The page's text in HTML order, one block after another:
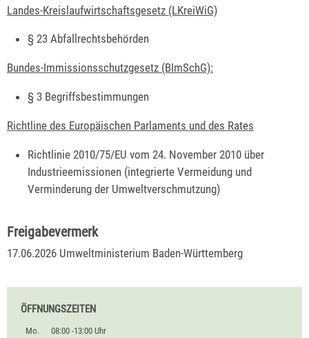
Landes-Kreislaufwirtschaftsgesetz (LKreiWiG)
§ 23Abfallrechtsbehörden
Bundes-Immissionsschutzgesetz (BImSchG):
§ 3 Begriffsbestimmungen
Richtline des Europäischen Parlaments und des Rates
Richtlinie 2010/75/EU vom 24. November 2010 über
Industrieemissionen (integrierte Vermeidung und
Verminderung der Umweltverschmutzung)
Freigabevermerk
17.06.2026 Umweltministerium Baden-Württemberg
ÖFFNUNGSZEITEN
Mo.
08:00 -13:00 Uhr